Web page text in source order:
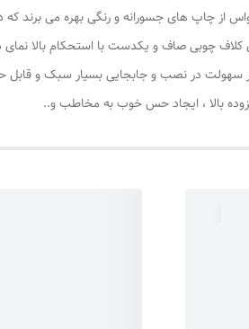
از چاپ های جسورانه و رنگی بهره می برند که
چوبی صاف و یکدست با استحکام بالا نمای
سهولت در نصب و جابجایی بسیار سبک و قابل
بالا ، ایجاد حس خوب به مخاطب و..